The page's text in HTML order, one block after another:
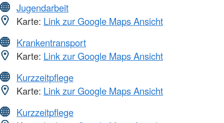
Jugendarbeit
Karte: Link zur Google Maps Ansicht
Krankentransport
Karte: Link zur Google Maps Ansicht
Kurzzeitpflege
Karte: Link zur Google Maps Ansicht
Kurzzeitpflege